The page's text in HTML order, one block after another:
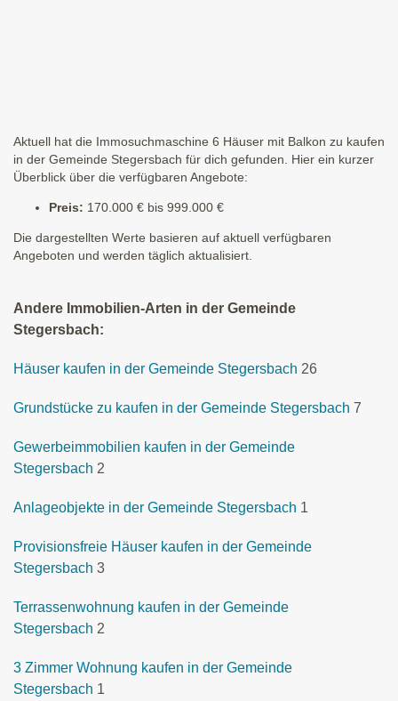
Aktuell hat die Immosuchmaschine 6 Häuser mit Balkon zu kaufen
in der Gemeinde Stegersbach für dich gefunden. Hier ein kurzer
Überblick über die verfügbaren Angebote:
Preis: 170.000 € bis 999.000 €
Die dargestellten Werte basieren auf aktuell verfügbaren
Angeboten und werden täglich aktualisiert.
Andere Immobilien-Arten in der Gemeinde
Stegersbach:
Häuser kaufen in der Gemeinde Stegersbach 26
Grundstücke zu kaufen in der Gemeinde Stegersbach 7
Gewerbeimmobilien kaufen in der Gemeinde
Stegersbach 2
Anlageobjekte in der Gemeinde Stegersbach 1
Provisionsfreie Häuser kaufen in der Gemeinde
Stegersbach 3
Terrassenwohnung kaufen in der Gemeinde
Stegersbach 2
3 Zimmer Wohnung kaufen in der Gemeinde
Stegersbach 1